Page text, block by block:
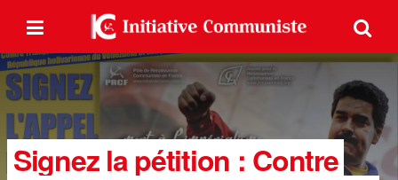
Signez la pétition : Contre